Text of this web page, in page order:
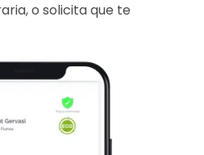
o solicita que te